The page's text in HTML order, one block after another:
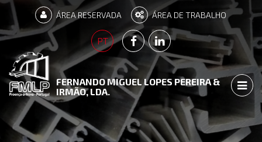
ÁREA RESERVADA ÁREA DE TRABALHO
PT PÁGINA FACEBOOK
PÁGINA LINKEDIN
FERNANDO MIGUEL LOPES PEREIRA &
IRMÃO, LDA.